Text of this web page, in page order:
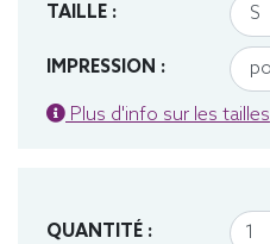
TAILLE :
IMPRESSION :
Plus d'info sur les tailles
QUANTITÉ :